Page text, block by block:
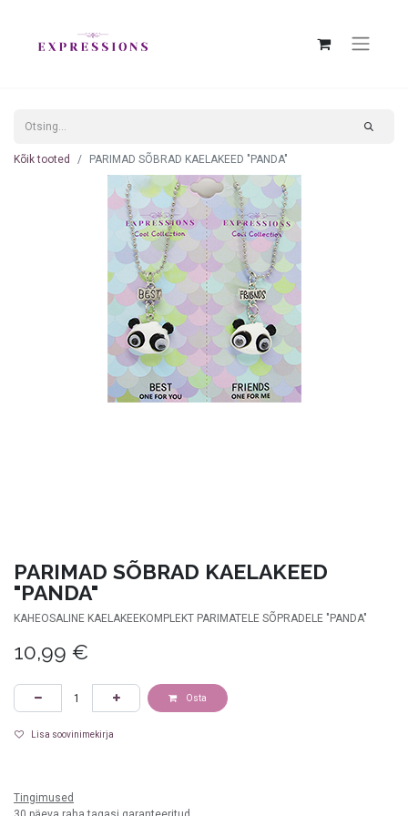
Kõik tooted PARIMAD SÕBRAD KAELAKEED "PANDA"
PARIMAD SÕBRAD KAELAKEED
"PANDA"
KAHEOSALINE KAELAKEEKOMPLEKT PARIMATELE SÕPRADELE "PANDA"
10,99 €
Osta
Lisa soovinimekirja
Tingimused